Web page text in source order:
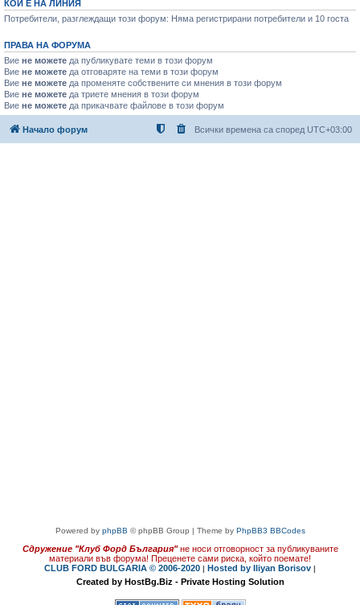
КОЙ Е НА ЛИНИЯ
Потребители, разглеждащи този форум: Няма регистрирани потребители и 10 госта
ПРАВА НА ФОРУМА
Вие не можете да публикувате теми в този форум
Вие не можете да отговаряте на теми в този форум
Вие не можете да променяте собствените си мнения в този форум
Вие не можете да триете мнения в този форум
Вие не можете да прикачвате файлове в този форум
Начало форум Всички времена са според UTC+03:00
Powered by phpBB © phpBB Group | Theme by PhpBB3 BBCodes
Сдружение "Клуб Форд България" не носи отговорност за публикуваните
материали във форума! Преценете сами риска, който поемате!
CLUB FORD BULGARIA © 2006-2020 | Hosted by Iliyan Borisov |
Created by HostBg.Biz - Private Hosting Solution